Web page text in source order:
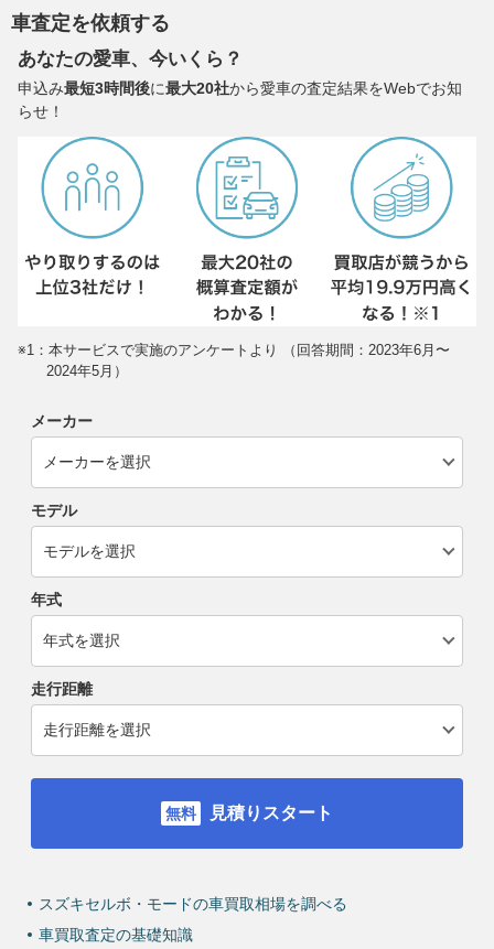
車査定を依頼する
あなたの愛車、今いくら？
申込み最短3時間後に最大20社から愛車の査定結果をWebでお知
らせ！
※1：本サービスで実施のアンケートより （回答期間：2023年6月〜
2024年5月）
メーカー
モデル
年式
走行距離
見積りスタート
スズキセルボ・モードの車買取相場を調べる
車買取査定の基礎知識